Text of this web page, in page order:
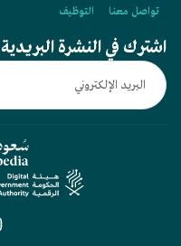
تواصل معنا
التوظيف
اشترك في النشرة البريدية